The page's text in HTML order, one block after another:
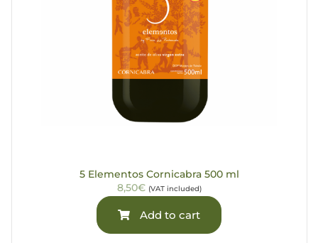
5 Elementos Cornicabra 500 ml
8,50€ (VAT included)
Add to cart